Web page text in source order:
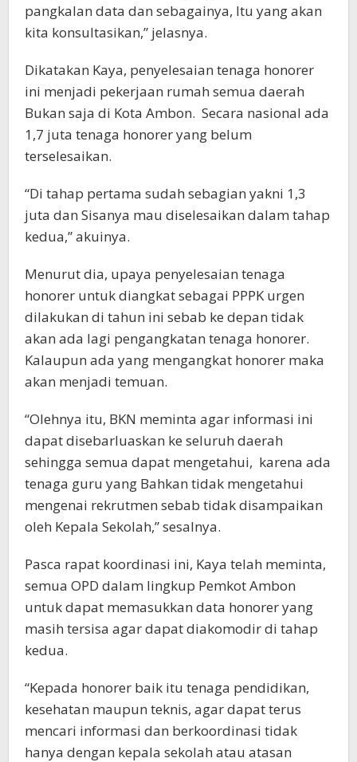
pangkalan data dan sebagainya, Itu yang akan
kita konsultasikan,” jelasnya.
Dikatakan Kaya, penyelesaian tenaga honorer
ini menjadi pekerjaan rumah semua daerah
Bukan saja di Kota Ambon. Secara nasional ada
1,7 juta tenaga honorer yang belum
terselesaikan.
“Di tahap pertama sudah sebagian yakni 1,3
juta dan Sisanya mau diselesaikan dalam tahap
kedua,” akuinya.
Menurut dia, upaya penyelesaian tenaga
honorer untuk diangkat sebagai PPPK urgen
dilakukan di tahun ini sebab ke depan tidak
akan ada lagi pengangkatan tenaga honorer.
Kalaupun ada yang mengangkat honorer maka
akan menjadi temuan.
“Olehnya itu, BKN meminta agar informasi ini
dapat disebarluaskan ke seluruh daerah
sehingga semua dapat mengetahui, karena ada
tenaga guru yang Bahkan tidak mengetahui
mengenai rekrutmen sebab tidak disampaikan
oleh Kepala Sekolah,” sesalnya.
Pasca rapat koordinasi ini, Kaya telah meminta,
semua OPD dalam lingkup Pemkot Ambon
untuk dapat memasukkan data honorer yang
masih tersisa agar dapat diakomodir di tahap
kedua.
“Kepada honorer baik itu tenaga pendidikan,
kesehatan maupun teknis, agar dapat terus
mencari informasi dan berkoordinasi tidak
hanya dengan kepala sekolah atau atasan